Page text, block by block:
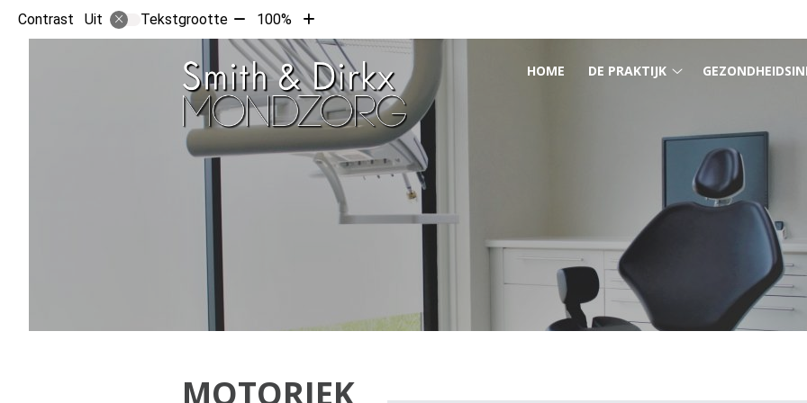
Contrast Uit Tekstgrootte Tekst
verkleinen
met
10%
100%
Tekst
vergroten
met
10%
HOOFDMENU
HOME DE PRAKTIJK
submenu
MOTORIEK